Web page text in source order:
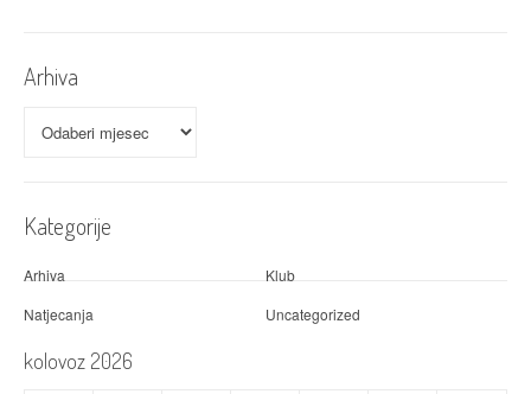
Arhiva
Kategorije
Arhiva
Klub
Natjecanja
Uncategorized
kolovoz 2026